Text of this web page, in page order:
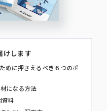
けします
めに押さえるべき６つのポ
になる方法
資料